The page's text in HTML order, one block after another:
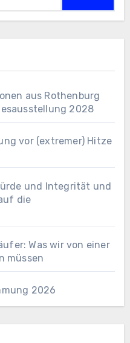
aus Rothenburg
2028
vor (extremer) Hitze
und Integrität und
die
Was wir von einer
müssen
2026